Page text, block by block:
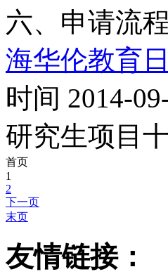
六、申请流程
海华伦教育
时间 2014-
研究生项目
首页
1
2
下一页
末页
友情链接：